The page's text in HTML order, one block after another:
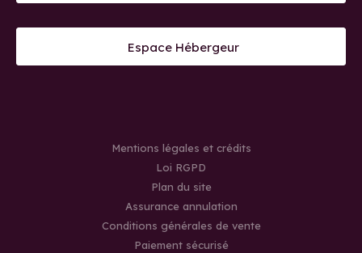
Espace Hébergeur
Mentions légales et crédits
Loi RGPD
Plan du site
Assurance annulation
Conditions générales de vente
Paiement sécurisé